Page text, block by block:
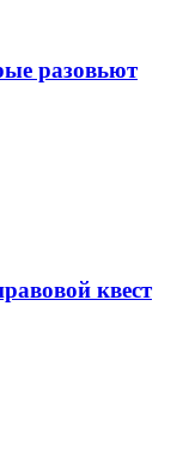
разовьют
квест